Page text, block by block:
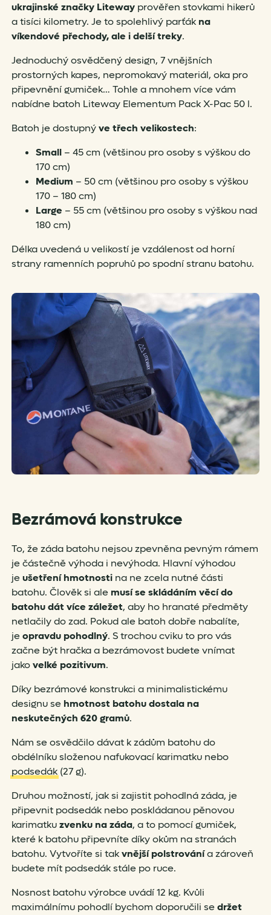
ukrajinské značky Litewayprověřen stovkami hikerů
a tisíci kilometry. Je to spolehlivý parťák na
víkendové přechody, ale i delší treky.
Jednoduchý osvědčený design, 7 vnějšních
prostorných kapes, nepromokavý materiál, oka pro
připevnění gumiček… Tohle a mnohem více vám
nabídne batoh Liteway Elementum Pack X-Pac 50 l.
Batoh je dostupnýve třech velikostech:
Small– 45 cm (většinou pro osoby s výškou do
170 cm)
Medium – 50 cm (většinou pro osoby s výškou
170 – 180 cm)
Large – 55 cm (většinou pro osoby s výškou nad
180 cm)
Délka uvedená u velikostí je vzdálenost od horní
strany ramenních popruhů po spodní stranu batohu.
Bezrámová konstrukce
To, že záda batohu nejsou zpevněna pevným rámem
je částečně výhoda i nevýhoda. Hlavní výhodou
jeušetření hmotnostina ne zcela nutné části
batohu. Člověk si ale musí se skládáním věcí do
batohu dát více záležet, aby ho hranaté předměty
netlačily do zad. Pokud ale batoh dobře nabalíte,
jeopravdu pohodlný. S trochou cviku to pro vás
začne být hračka a bezrámovost budete vnímat
jakovelké pozitivum.
Díky bezrámové konstrukci a minimalistickému
designu se hmotnost batohu dostala na
neskutečných 620 gramů.
Nám se osvědčilo dávat k zádům batohu do
obdélníku složenou nafukovací karimatku nebo
podsedák(27 g).
Druhou možností, jak si zajistit pohodlná záda, je
připevnit podsedák nebo poskládanou pěnovou
karimatkuzvenku na záda, a to pomocí gumiček,
které k batohu připevníte díky okům na stranách
batohu. Vytvoříte si takvnější polstrovánía zároveň
budete mít podsedák stále po ruce.
Nosnost batohu výrobce uvádí 12 kg. Kvůli
maximálnímu pohodlí bychom doporučili sedržet